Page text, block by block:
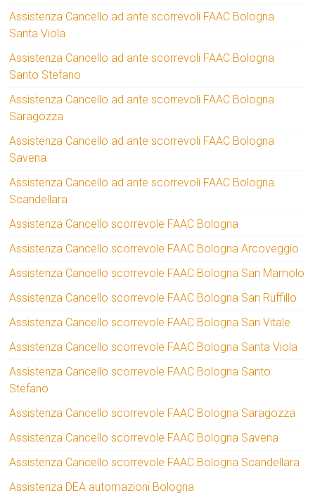
Assistenza Cancello ad ante scorrevoli FAAC Bologna
Santa Viola
Assistenza Cancello ad ante scorrevoli FAAC Bologna
Santo Stefano
Assistenza Cancello ad ante scorrevoli FAAC Bologna
Saragozza
Assistenza Cancello ad ante scorrevoli FAAC Bologna
Savena
Assistenza Cancello ad ante scorrevoli FAAC Bologna
Scandellara
Assistenza Cancello scorrevole FAAC Bologna
Assistenza Cancello scorrevole FAAC Bologna Arcoveggio
Assistenza Cancello scorrevole FAAC Bologna San Mamolo
Assistenza Cancello scorrevole FAAC Bologna San Ruffillo
Assistenza Cancello scorrevole FAAC Bologna San Vitale
Assistenza Cancello scorrevole FAAC Bologna Santa Viola
Assistenza Cancello scorrevole FAAC Bologna Santo
Stefano
Assistenza Cancello scorrevole FAAC Bologna Saragozza
Assistenza Cancello scorrevole FAAC Bologna Savena
Assistenza Cancello scorrevole FAAC Bologna Scandellara
Assistenza DEA automazioni Bologna